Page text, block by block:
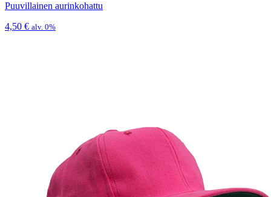
Puuvillainen aurinkohattu
4,50 € alv. 0%